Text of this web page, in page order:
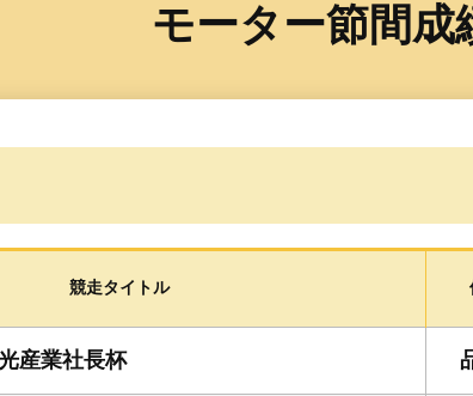
ランキング
性・
ース別情報
福井支部選手優勝実績
選手検索 ボ
モーター節間成
競走タイトル
産業社長杯